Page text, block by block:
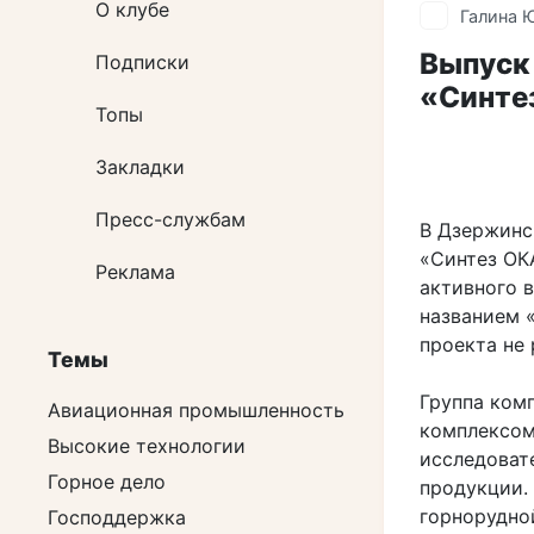
Галина
В
«Синтез
активного
названием
проекта не
Группа
продукции.
О клубе
Подписки
Топы
Закладки
Пресс-службам
Реклама
Темы
Авиационная промышленность
Высокие технологии
Горное дело
Господдержка